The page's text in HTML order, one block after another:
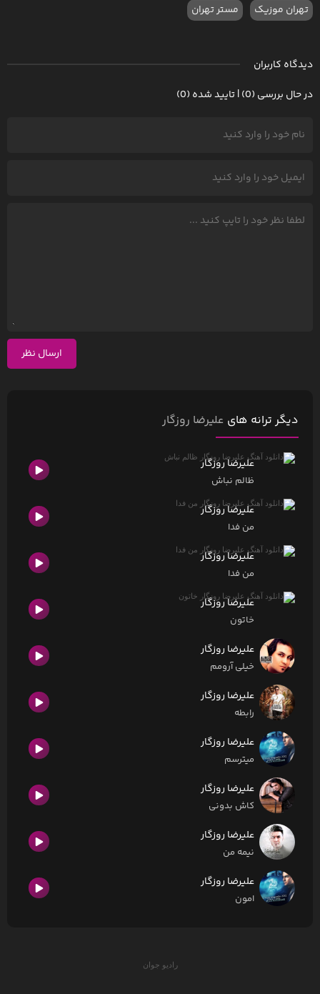
تهران موزیک مستر تهران
دیدگاه کاربران
در حال بررسی (0) | تایید شده (0)
ارسال نظر
دیگر ترانه های علیرضا روزگار
علیرضا روزگار
ظالم نباش
علیرضا روزگار
من فدا
علیرضا روزگار
من فدا
علیرضا روزگار
خاتون
علیرضا روزگار
خیلی آرومم
علیرضا روزگار
رابطه
علیرضا روزگار
میترسم
علیرضا روزگار
کاش بدونی
علیرضا روزگار
نیمه من
علیرضا روزگار
امون
رادیو جوان